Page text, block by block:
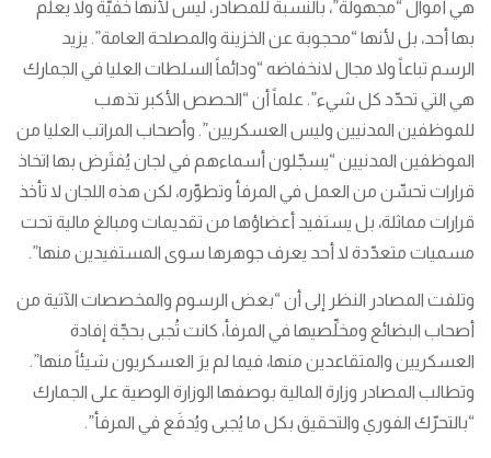
هي أموال “مجهولة”، بالنسبة للمصادر، ليس لأنها خفيّة ولا يعلم
بها أحد، بل لأنها “محجوبة عن الخزينة والمصلحة العامة”. يزيد
الرسم تباعاً ولا مجال لانخفاضه “ودائماً السلطات العليا في الجمارك
هي التي تحدّد كل شيء”. علماً أن “الحصص الأكبر تذهب
للموظفين المدنيين وليس العسكريين”. وأصحاب المراتب العليا من
الموظفين المدنيين “يسجّلون أسماءهم في لجان يُفتَرض بها اتخاذ
قرارات تحسِّن من العمل في المرفأ وتطوِّره، لكن هذه اللجان لا تأخذ
قرارات مماثلة، بل يستفيد أعضاؤها من تقديمات ومبالغ مالية تحت
مسميات متعدّدة لا أحد يعرف جوهرها سوى المستفيدين منها”.
وتلفت المصادر النظر إلى أن “بعض الرسوم والمخصصات الآتية من
أصحاب البضائع ومخلِّصيها في المرفأ، كانت تُجبى بحجّة إفادة
العسكريين والمتقاعدين منها، فيما لم يرَ العسكريون شيئاً منها”.
وتطالب المصادر وزارة المالية بوصفها الوزارة الوصية على الجمارك
“بالتحرّك الفوري والتحقيق بكل ما يُجبى ويُدفَع في المرفأ”.